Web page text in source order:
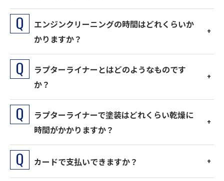
エンジンクリーニングの時間はどれくらいか
かりますか？
ラプターライナーとはどのようなものです
か？
ラプターライナーで塗装はどれくらい乾燥に
時間がかかりますか？
カードで支払いできますか？